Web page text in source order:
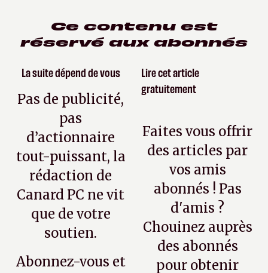
Ce contenu est
réservé aux abonnés
La suite dépend de vous
Pas de publicité,
pas
d’actionnaire
tout-puissant, la
rédaction de
Canard PC ne vit
que de votre
soutien.
Abonnez-vous et
Lire cet article
gratuitement
Faites vous offrir
des articles par
vos amis
abonnés ! Pas
d'amis ?
Chouinez auprès
des abonnés
pour obtenir